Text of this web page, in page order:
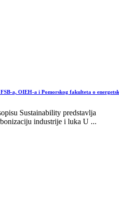
a, OIEH-a i Pomorskog fakulteta o
Sustainability predstavlja
industrije i luka U ...